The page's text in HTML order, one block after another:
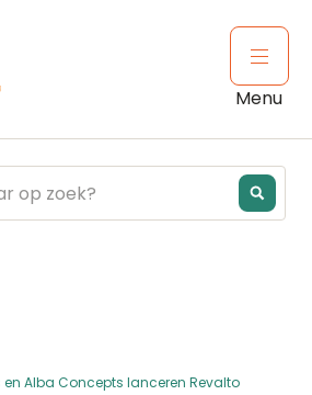
Open
Menu
Alba Concepts lanceren Revalto